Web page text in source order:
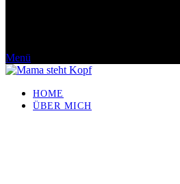
Menü
HOME
ÜBER MICH